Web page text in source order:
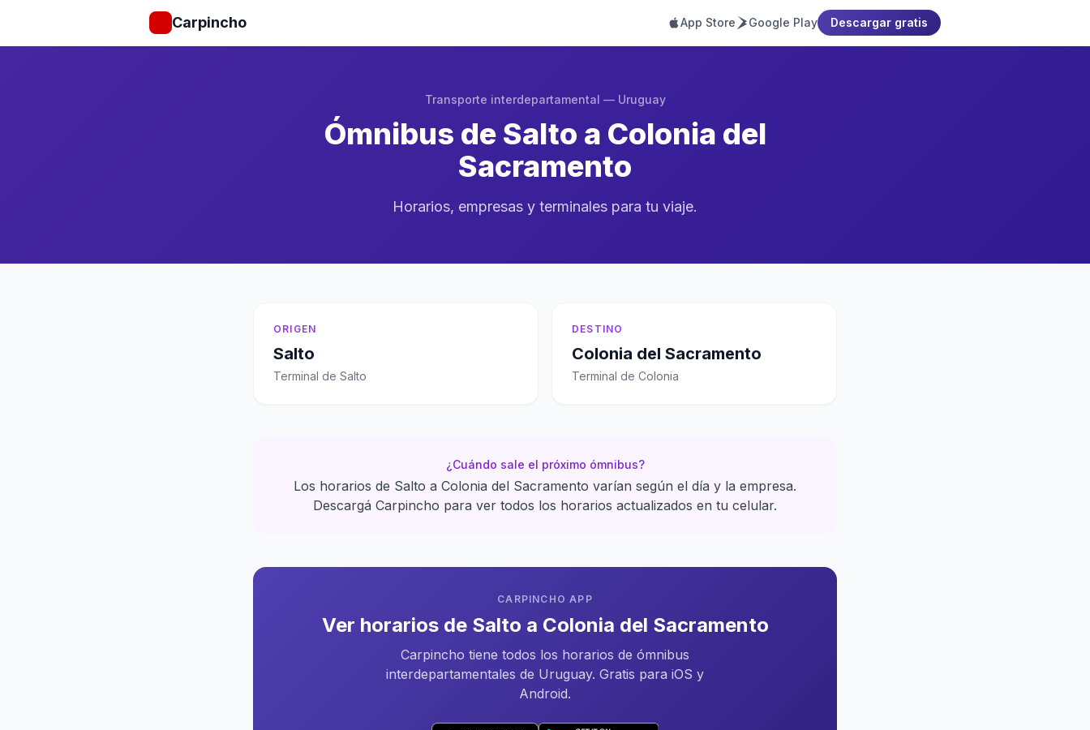
Carpincho App Store Google Play Descargar gratis
Transporte interdepartamental — Uruguay
Ómnibus de Salto a Colonia del
Sacramento
Horarios, empresas y terminales para tu viaje.
ORIGEN
Salto
Terminal de Salto
DESTINO
Colonia del Sacramento
Terminal de Colonia
¿Cuándo sale el próximo ómnibus?
Los horarios de Salto a Colonia del Sacramento varían según el día y la empresa.
Descargá Carpincho para ver todos los horarios actualizados en tu celular.
CARPINCHO APP
Ver horarios de Salto a Colonia del Sacramento
Carpincho tiene todos los horarios de ómnibus
interdepartamentales de Uruguay. Gratis para iOS y
Android.